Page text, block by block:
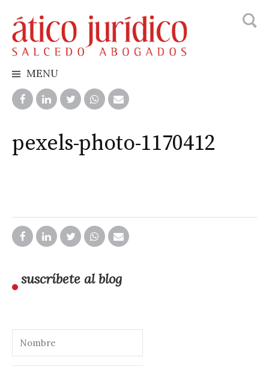
to
content
MENU
pexels-photo-1170412
suscríbete al blog